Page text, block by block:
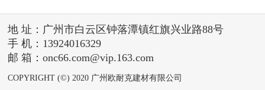
地 址：广州市白云区钟落潭镇红旗兴业路88号
手 机：13924016329
邮 箱：onc66.com@vip.163.com
COPYRIGHT (©) 2020 广州欧耐克建材有限公司